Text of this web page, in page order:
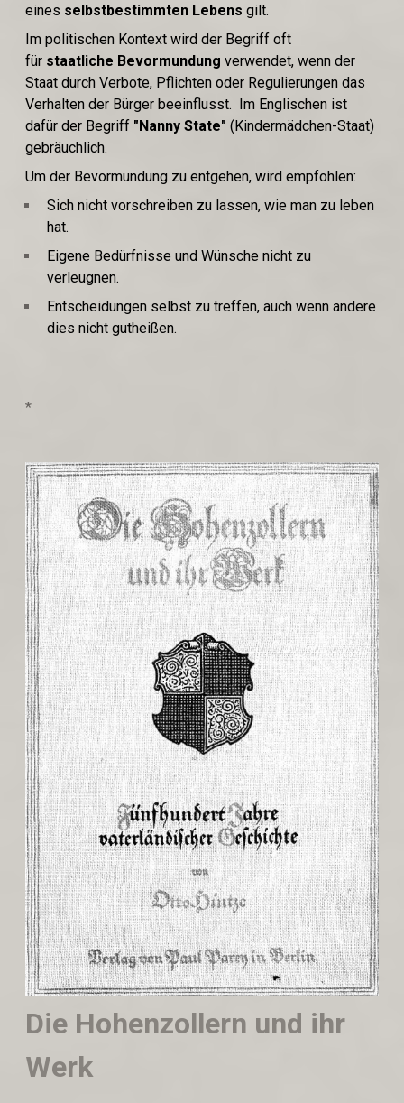
eines selbstbestimmten Lebens gilt.
Im politischen Kontext wird der Begriff oft
für staatliche Bevormundung verwendet, wenn der
Staat durch Verbote, Pflichten oder Regulierungen das
Verhalten der Bürger beeinflusst. Im Englischen ist
dafür der Begriff "Nanny State" (Kindermädchen-Staat)
gebräuchlich.
Um der Bevormundung zu entgehen, wird empfohlen:
Sich nicht vorschreiben zu lassen, wie man zu leben
hat.
Eigene Bedürfnisse und Wünsche nicht zu
verleugnen.
Entscheidungen selbst zu treffen, auch wenn andere
dies nicht gutheißen.
*
Die Hohenzollern und ihr
Werk